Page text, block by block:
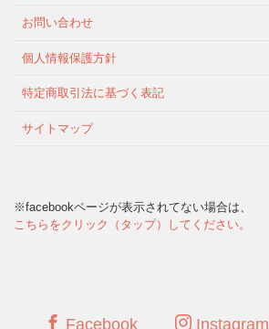
お問い合わせ
個人情報保護方針
特定商取引法に基づく表記
サイトマップ
※facebookページが表示されてない場合は、
こちらをクリック（タップ）してください。
Facebook Instagram